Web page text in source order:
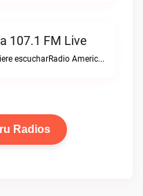
107.1 FM Live
Lo qué el pueblo quiere escucharRadio America 107.1 FM live
Radios